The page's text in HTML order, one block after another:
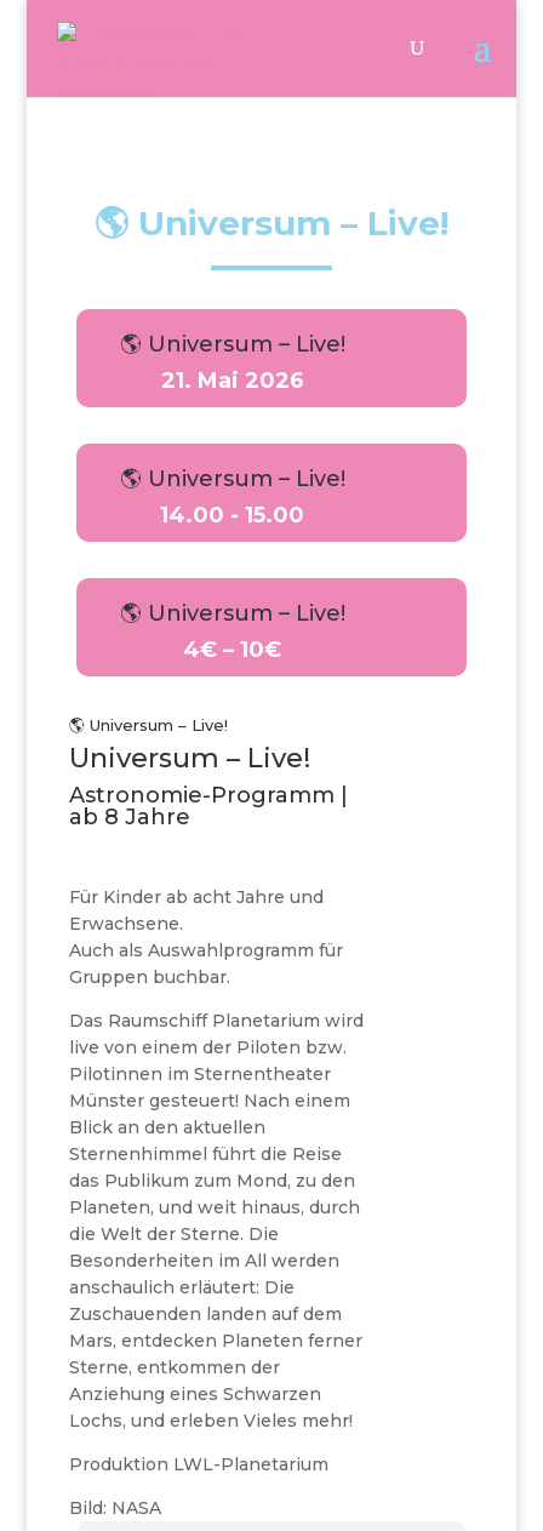
🌎 Universum – Live!
🌎 Universum – Live!
21. Mai 2026
🌎 Universum – Live!
14.00 - 15.00
🌎 Universum – Live!
4€ – 10€
🌎 Universum – Live!
Universum – Live!
Astronomie-Programm |
ab 8 Jahre
Für Kinder ab acht Jahre und
Erwachsene.
Auch als Auswahlprogramm für
Gruppen buchbar.
Das Raumschiff Planetarium wird
live von einem der Piloten bzw.
Pilotinnen im Sternentheater
Münster gesteuert! Nach einem
Blick an den aktuellen
Sternenhimmel führt die Reise
das Publikum zum Mond, zu den
Planeten, und weit hinaus, durch
die Welt der Sterne. Die
Besonderheiten im All werden
anschaulich erläutert: Die
Zuschauenden landen auf dem
Mars, entdecken Planeten ferner
Sterne, entkommen der
Anziehung eines Schwarzen
Lochs, und erleben Vieles mehr!
Produktion LWL-Planetarium
Bild: NASA